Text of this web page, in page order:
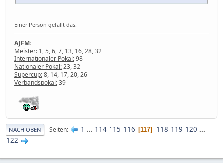
Einer Person gefällt das.
AJFM:
Meister: 1, 5, 6, 7, 13, 16, 28, 32
Internationaler Pokal:98
Nationaler Pokal:23, 32
Supercup:8, 14, 17, 20, 26
Verbandspokal:39
NACH OBEN Seiten 1 ... 114 115 116 117 118 119 120 ...
122